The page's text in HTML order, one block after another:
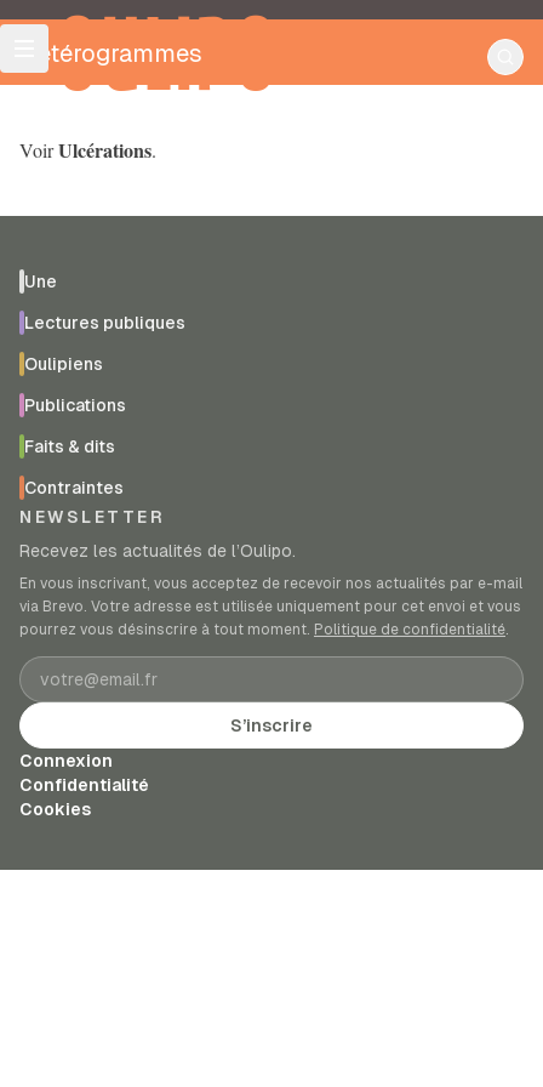
OULIPO
Hétérogrammes
VoirUlcérations.
Une
Lectures publiques
Oulipiens
Publications
Faits & dits
Contraintes
NEWSLETTER
Recevez les actualités de l’Oulipo.
En vous inscrivant, vous acceptez de recevoir nos actualités par e-mail
via Brevo. Votre adresse est utilisée uniquement pour cet envoi et vous
pourrez vous désinscrire à tout moment. Politique de confidentialité.
Adresse e-mail
S’inscrire
Connexion
Confidentialité
Cookies